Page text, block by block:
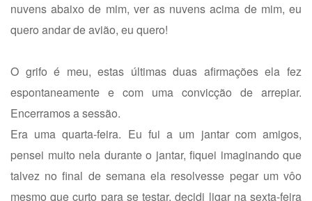
nuvens abaixo de mim, ver as nuvens acima de mim, eu
quero andar de avião, eu quero!
O grifo é meu, estas últimas duas afirmações ela fez
espontaneamente e com uma convicção de arrepiar.
Encerramos a sessão.
Era uma quarta-feira. Eu fui a um jantar com amigos,
pensei muito nela durante o jantar, fiquei imaginando que
talvez no final de semana ela resolvesse pegar um vôo
mesmo que curto para se testar, decidi ligar na sexta-feira